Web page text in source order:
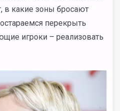
в какие зоны бросают
перекрыть
игроки – реализовать